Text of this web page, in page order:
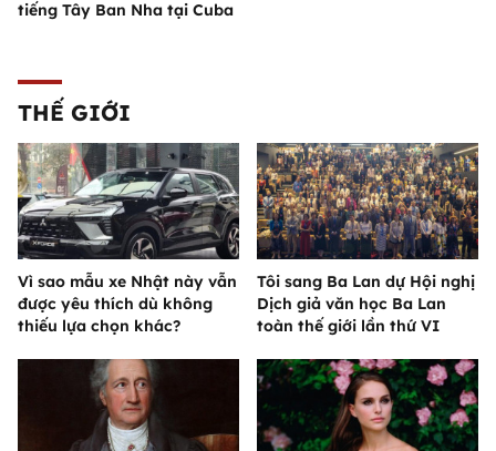
tiếng Tây Ban Nha tại Cuba
THẾ GIỚI
Vì sao mẫu xe Nhật này vẫn
được yêu thích dù không
thiếu lựa chọn khác?
Tôi sang Ba Lan dự Hội nghị
Dịch giả văn học Ba Lan
toàn thế giới lần thứ VI